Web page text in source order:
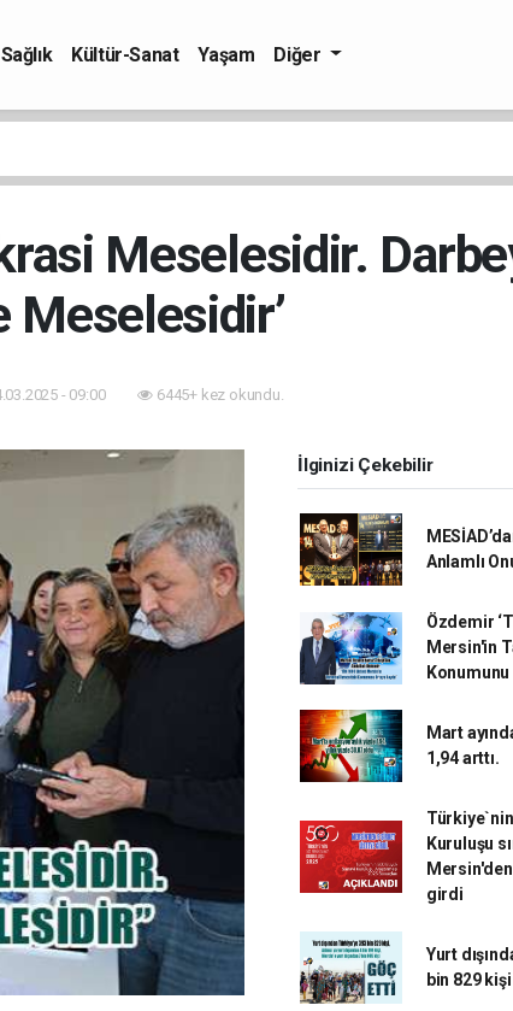
Sağlık Kültür-Sanat Yaşam Diğer
Meselesidir.
Meselesidir’
- 09:00 6445+ kez okundu.
İlginizi Çekebilir
Anlamlı
Özdemir
Mersin'in
Mart
1,94 arttı.
Kuruluşu
girdi
Yurt
bin 829